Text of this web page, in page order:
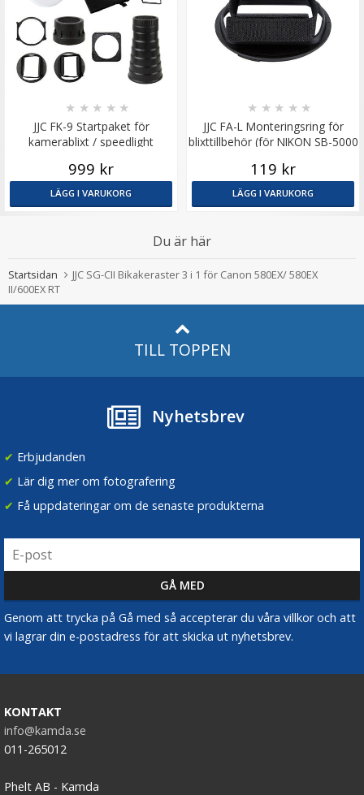
JJC FK-9 Startpaket för
kamerablixt / speedlight
★ ★ ★ ★ ★
999 kr
LÄGG I VARUKORG
JJC FA-L Monteringsring för
blixttillbehör (för NIKON SB-5000
★ ★ ★ ★ ★
119 kr
LÄGG I VARUKORG
Du är här
Startsidan
JJC SG-CII Bikakeraster 3 i 1 för Canon 580EX/ 580EX
II/600EX RT
TILL TOPPEN
Nyhetsbrev
✔ Erbjudanden
✔ Lär dig mer om fotografering
✔ Få uppdateringar om de senaste produkterna
Genom att trycka på Gå med så accepterar du våra villkor och att
vi lagrar din e-postadress för att skicka ut nyhetsbrev.
KONTAKT
info@kamda.se
011-265012
Phelt AB - Kamda